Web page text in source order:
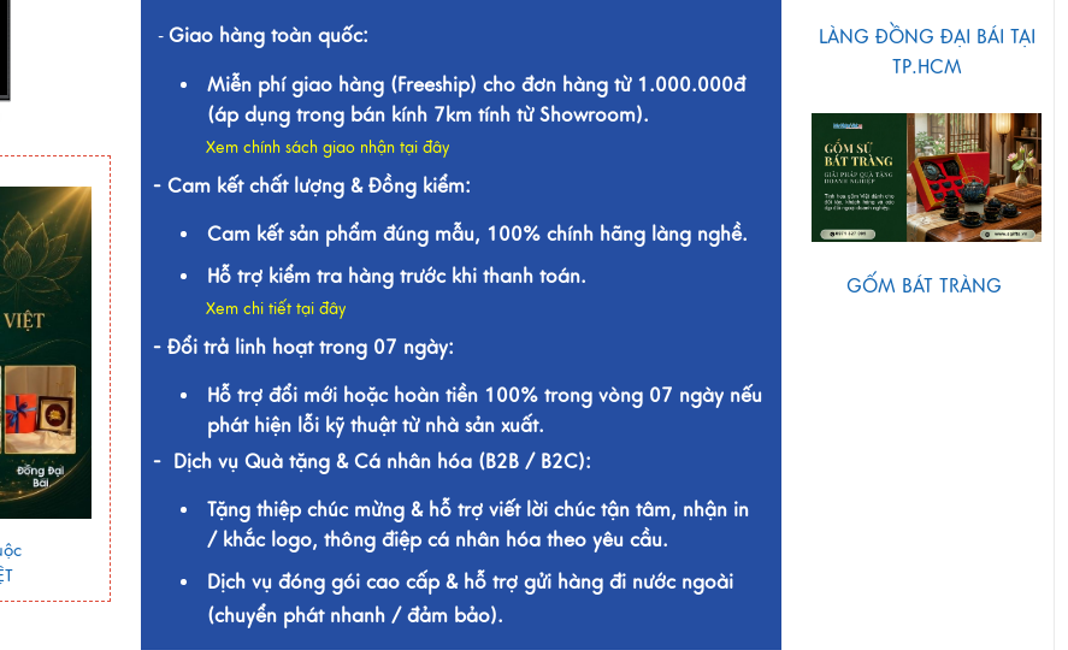
- Giao hàng toàn quốc:
Miễn phí giao hàng (Freeship) cho đơn hàng từ 1.000.000đ
(áp dụng trong bán kính 7km tính từ Showroom).
Xem chính sách giao nhận tại đây
- Cam kết chất lượng & Đồng kiểm:
Cam kết sản phẩm đúng mẫu, 100% chính hãng làng nghề.
Hỗ trợ kiểm tra hàng trước khi thanh toán.
Xem chi tiết tại đây
- Đổi trả linh hoạt trong 07 ngày:
Hỗ trợ đổi mới hoặc hoàn tiền 100% trong vòng 07 ngày nếu
phát hiện lỗi kỹ thuật từ nhà sản xuất.
- Dịch vụ Quà tặng & Cá nhân hóa (B2B / B2C):
Tặng thiệp chúc mừng & hỗ trợ viết lời chúc tận tâm, nhận in
/ khắc logo, thông điệp cá nhân hóa theo yêu cầu.
Dịch vụ đóng gói cao cấp & hỗ trợ gửi hàng đi nước ngoài
(chuyển phát nhanh / đảm bảo).
LÀNG ĐỒNG ĐẠI BÁI TẠI
TP.HCM
GỐM BÁT TRÀNG